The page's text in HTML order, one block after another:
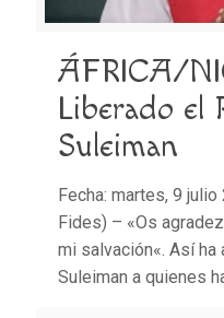
ÁFRICA/
Liberado el
Suleiman
Fecha: martes, 9
Fides) – «Os
mi salvación«. Así
Suleiman a quienes